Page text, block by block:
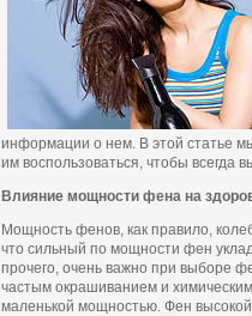
информации о нем. В этой статье
им воспользоваться, чтобы всегда
Влияние мощности фена на
Мощность фенов, как правило,
что сильный по мощности фен
прочего, очень важно при выборе
частым окрашиванием и
маленькой мощностью. Фен